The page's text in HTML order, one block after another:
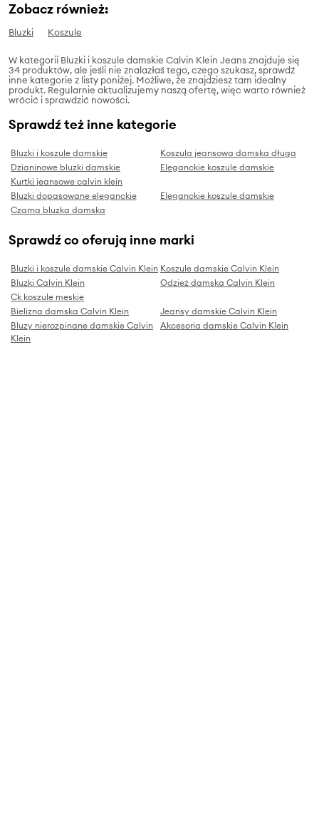
Zobacz również:
Bluzki Koszule
W kategorii Bluzki i koszule damskie Calvin Klein Jeans znajduje się
34 produktów, ale jeśli nie znalazłaś tego, czego szukasz, sprawdź
inne kategorie z listy poniżej. Możliwe, że znajdziesz tam idealny
produkt. Regularnie aktualizujemy naszą ofertę, więc warto również
wrócić i sprawdzić nowości.
Sprawdź też inne kategorie
Bluzki i koszule damskie
Koszula jeansowa damska długa
Dzianinowe bluzki damskie
Eleganckie koszule damskie
Kurtki jeansowe calvin klein
Bluzki dopasowane eleganckie
Eleganckie koszule damskie
Czarna bluzka damska
Sprawdź co oferują inne marki
Bluzki i koszule damskie Calvin Klein Koszule damskie Calvin Klein
Bluzki Calvin Klein
Odzież damska Calvin Klein
Ck koszule meskie
Bielizna damska Calvin Klein
Jeansy damskie Calvin Klein
Bluzy nierozpinane damskie Calvin
Klein
Akcesoria damskie Calvin Klein